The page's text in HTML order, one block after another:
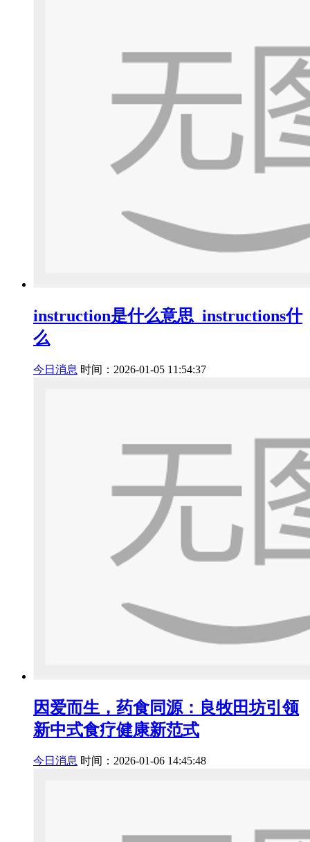
instruction是什么意思_instructions什
么
今日消息 时间：2026-01-05 11:54:37
因爱而生，药食同源：良牧田坊引领
新中式食疗健康新范式
今日消息 时间：2026-01-06 14:45:48